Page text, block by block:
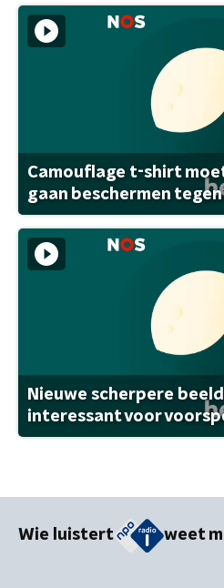
Camouflage t-shirt
gaan beschermen tegen
Nieuwe scherpere
interessant voor
Wie luistert weet